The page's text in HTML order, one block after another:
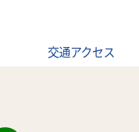
交通アクセス